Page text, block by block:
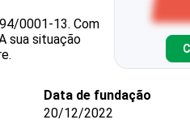
0001-13. Com
sua situação
Data de fundação
20/12/2022